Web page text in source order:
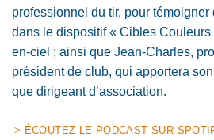
professionnel du tir, pour
dans le dispositif « Cibles Couleurs
en-ciel ; ainsi que Jean-Charles,
président de club, qui apportera
que dirigeant d’association.
> ÉCOUTEZ LE PODCAST SUR